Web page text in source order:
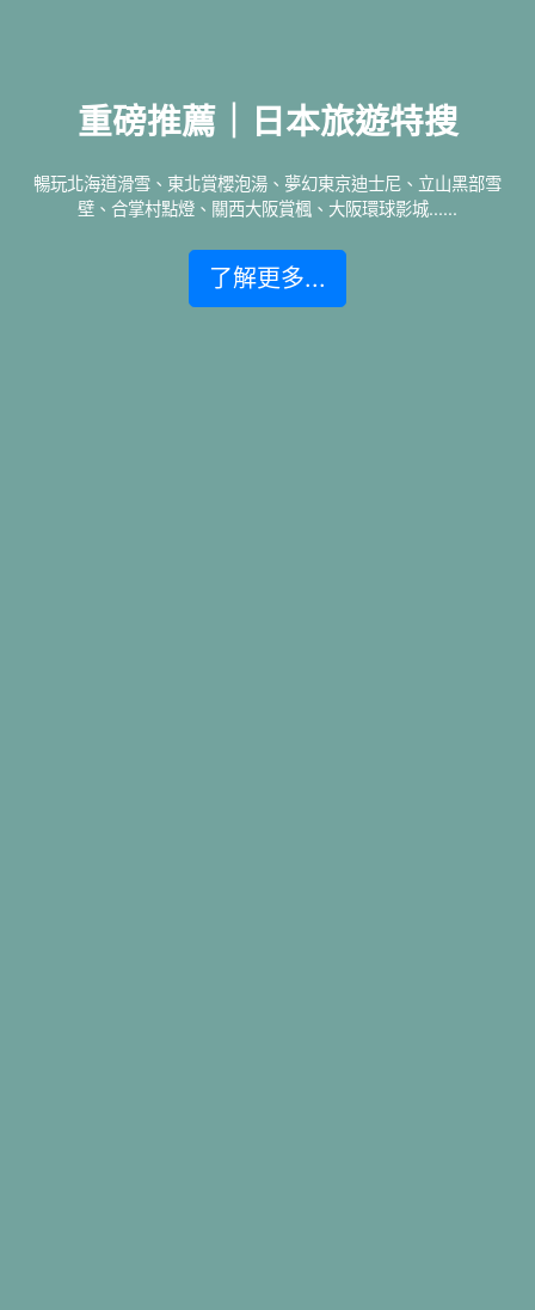
重磅推薦｜日本旅遊特搜
暢玩北海道滑雪、東北賞櫻泡湯、夢幻東京迪士尼、立山黑部雪
壁、合掌村點燈、關西大阪賞楓、大阪環球影城......
了解更多...